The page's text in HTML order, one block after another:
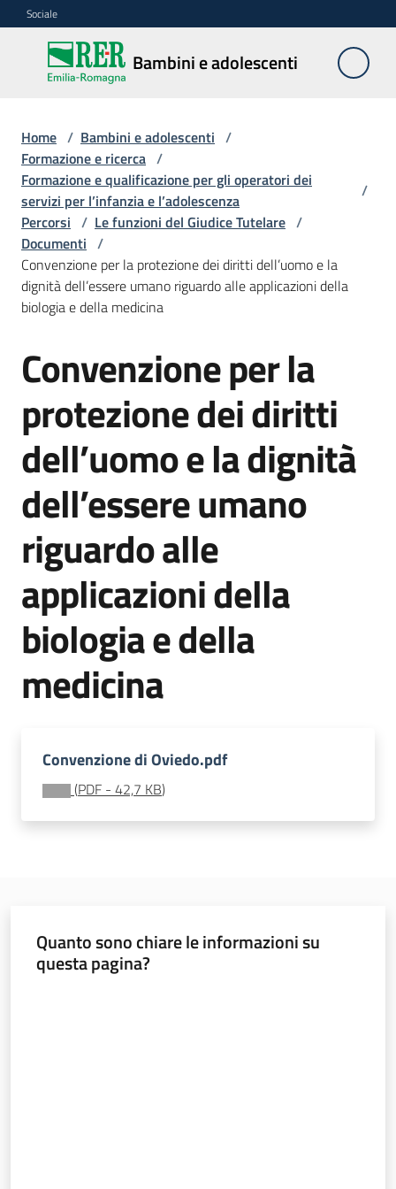
Vai al contenuto
Vai alla navigazione
Vai al footer
Sociale
Bambini e adolescenti
Bambini e
adolescenti
Accoglienza,
tutela
e
sostegno
Adolescenza
estivi
e
soggiorni
socioeducativi
Formazione
e
ricerca
Menu selezionato
Nidi
e
dell'infanzia
Servizi
Home / Bambini e adolescenti /
Formazione e ricerca /
Formazione e qualificazione per gli operatori dei
servizi per l’infanzia e l’adolescenza
/
Percorsi / Le funzioni del Giudice Tutelare /
Documenti /
Convenzione per la protezione dei diritti dell’uomo e la
dignità dell’essere umano riguardo alle applicazioni della
biologia e della medicina
Convenzione per la
protezione dei diritti
dell’uomo e la dignità
dell’essere umano
riguardo alle
applicazioni della
biologia e della
medicina
Convenzione di Oviedo.pdf
(PDF - 42,7 KB)
Quanto sono chiare le informazioni su
questa pagina?